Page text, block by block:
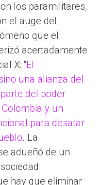
los paramilitares,
el auge del
que el
acertadamente
X: “El
una alianza del
del poder
y un
para desatar
. La
adueñó de un
hay que eliminar